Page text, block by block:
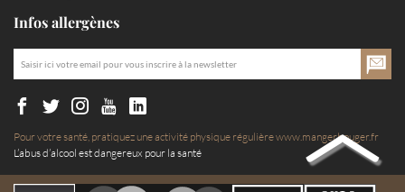
Infos allergènes
Pour votre santé, pratiquez une activité physique régulièrewww.mangerbouger.fr
L’abus d’alcool est dangereux pour la santé